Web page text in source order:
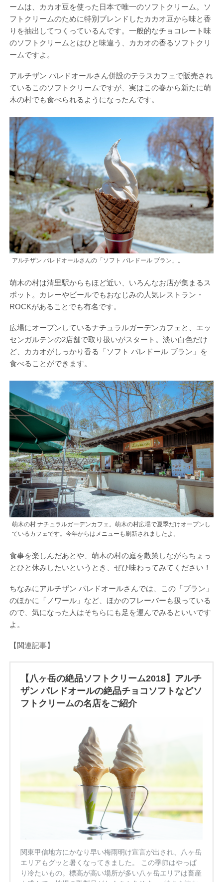
ームは、カカオ豆を使った日本で唯一のソフトクリーム。ソ
フトクリームのために特別ブレンドしたカカオ豆から味と香
りを抽出してつくっているんです。一般的なチョコレート味
のソフトクリームとはひと味違う、カカオの香るソフトクリ
ームですよ。
アルチザン パレドオールさん併設のテラスカフェで販売され
ているこのソフトクリームですが、実はこの春から新たに萌
木の村でも食べられるようになったんです。
アルチザン パレドオールさんの「ソフト パレドール ブラン」。
萌木の村は清里駅からもほど近い、いろんなお店が集まるス
ポット。カレーやビールでもおなじみの人気レストラン・
ROCKがあることでも有名です。
広場にオープンしているナチュラルガーデンカフェと、エッ
センガルテンの2店舗で取り扱いがスタート。淡い白色だけ
ど、カカオがしっかり香る「ソフト パレドール ブラン」を
食べることができます。
萌木の村 ナチュラルガーデンカフェ。萌木の村広場で夏季だけオープンし
ているカフェです。今年からはメニューも刷新されましたよ。
食事を楽しんだあとや、萌木の村の庭を散策しながらちょっ
とひと休みしたいというとき、ぜひ味わってみてください！
ちなみにアルチザン パレドオールさんでは、この「ブラン」
のほかに「ノワール」など、ほかのフレーバーも扱っている
ので、気になった人はそちらにも足を運んでみるといいです
よ。
【関連記事】
【八ヶ岳の絶品ソフトクリーム2018】アルチ
ザン パレドオールの絶品チョコソフトなどソ
フトクリームの名店をご紹介
関東甲信地方にかなり早い梅雨明け宣言が出され、八ヶ岳
エリアもグッと暑くなってきました。 この季節はやっぱ
り冷たいもの。標高が高い場所が多い八ヶ岳エリアは畜産